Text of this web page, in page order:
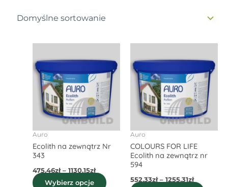
Auro
Ecolith na zewnątrz Nr
343
475,46zł – 1130,15zł
475,46zł
do
1130,15zł
Wybierz opcje
produkt
ma
wiele
wariantów.
Opcje
można
wybrać
na
stronie
Auro
COLOURS FOR LIFE
Ecolith na zewnątrz nr
594
552,33zł – 1255,31zł
552,33zł
do
1255,31zł
ma
wiele
Opcje